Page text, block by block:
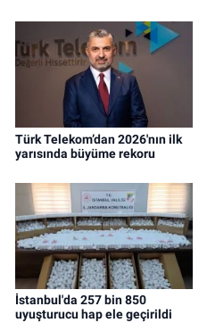
Türk Telekom’dan 2026'nın ilk
yarısında büyüme rekoru
İstanbul'da 257 bin 850
uyuşturucu hap ele geçirildi